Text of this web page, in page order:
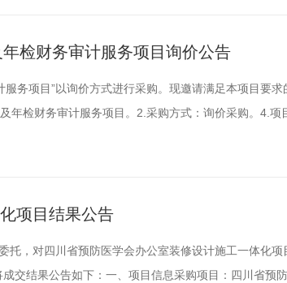
检财务审计服务项目询价公告
务项目”以询价方式进行采购。现邀请满足本项目要求
检财务审计服务项目。2.采购方式：询价采购。4.项
省预防医学会2023年1月1日-2023年12月31日财务收
项目结果公告
，对四川省预防医学会办公室装修设计施工一体化项
交结果公告如下：一、项目信息采购项目：四川省预